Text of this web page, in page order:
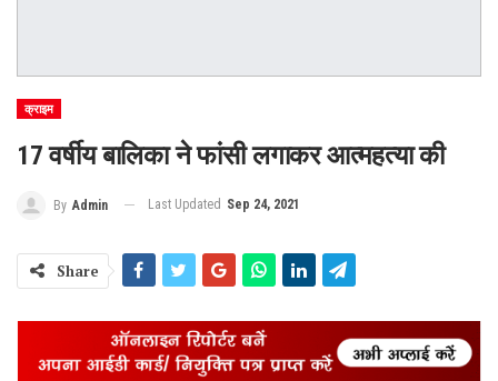
क्राइम
17 वर्षीय बालिका ने फांसी लगाकर आत्महत्या की
By Admin Last Updated Sep 24, 2021
Share